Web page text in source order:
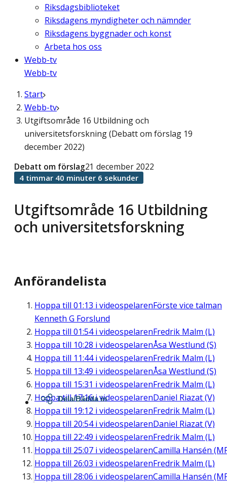
Riksdagsbiblioteket
Riksdagens myndigheter och nämnder
Riksdagens byggnader och konst
Arbeta hos oss
Webb-tv
Webb-tv
Start
Webb-tv
Utgiftsområde 16 Utbildning och
universitetsforskning (Debatt om förslag 19
december 2022)
Utgiftsområde 16 Utbildning
och universitetsforskning
Debatt om förslag21 december 2022
4 timmar 40 minuter 6 sekunder
Anförandelista
Hoppa till 01:13 i videospelarenFörste vice talman
Kenneth G Forslund
Hoppa till 01:54i videospelarenFredrik Malm (L)
Hoppa till 10:28 i videospelarenÅsa Westlund (S)
Hoppa till 11:44i videospelarenFredrik Malm (L)
Hoppa till 13:49 i videospelarenÅsa Westlund (S)
Hoppa till 15:31 i videospelarenFredrik Malm (L)
Hoppa till17:16i videospelarenDaniel Riazat (V)
Hoppa till 19:12 i videospelarenFredrik Malm (L)
Hoppa till 20:54i videospelarenDaniel Riazat (V)
Hoppa till 22:49 i videospelarenFredrik Malm (L)
Hoppa till 25:07 i videospelarenCamilla Hansén
Hoppa till 26:03 i videospelarenFredrik Malm (L)
Hoppa till 28:06 i videospelarenCamilla Hansén
Dela/Bädda in